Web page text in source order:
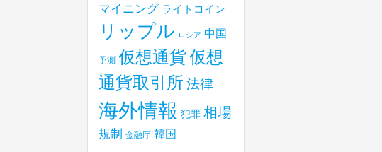
マイニング ライトコイン
リップル ロシア 中国
予測 仮想通貨仮想
通貨取引所 法律
海外情報 犯罪 相場
規制 金融庁 韓国